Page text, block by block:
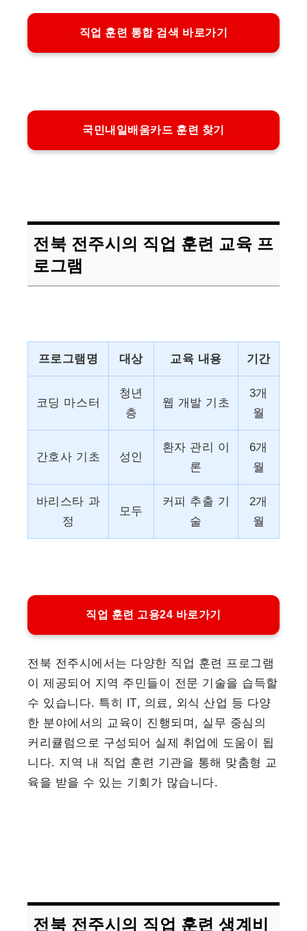
직업 훈련 통합 검색 바로가기
국민내일배움카드 훈련 찾기
전북 전주시의 직업 훈련 교육 프
로그램
프로그램명 대상 교육 내용 기간
코딩 마스터
청년
층
웹 개발 기초
3개
월
간호사 기초 성인
환자 관리 이
론
6개
월
바리스타 과
정
모두
커피 추출 기
술
2개
월
직업 훈련 고용24 바로가기
전북 전주시에서는 다양한 직업 훈련 프로그램
이 제공되어 지역 주민들이 전문 기술을 습득할
수 있습니다. 특히 IT, 의료, 외식 산업 등 다양
한 분야에서의 교육이 진행되며, 실무 중심의
커리큘럼으로 구성되어 실제 취업에 도움이 됩
니다. 지역 내 직업 훈련 기관을 통해 맞춤형 교
육을 받을 수 있는 기회가 많습니다.
전북 전주시의 직업 훈련 생계비